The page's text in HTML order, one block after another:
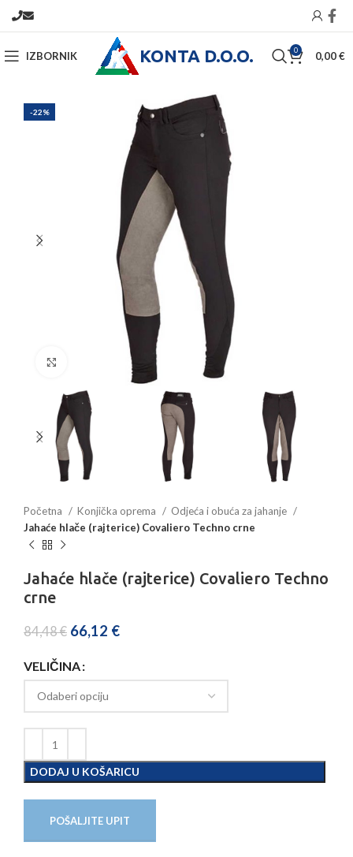
IZBORNIK KONTA D.O.O. 0 0,00€
-22%
Povećajte sliku
Početna Konjička oprema
Odjeća i obuća za jahanje
Jahaće hlače (rajterice) Covaliero Techno crne
Jahaće hlače (rajterice) Covaliero Techno
crne
84,48€ 66,12 €
VELIČINA
DODAJ U KOŠARICU
POŠALJITE UPIT